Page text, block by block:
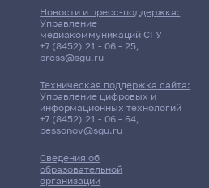
Сведения об
образовательной
организации
Новости и пресс-поддержка:
Управление
медиакоммуникаций СГУ
+7 (8452) 21 - 06 - 25,
press@sgu.ru
Техническая поддержка сайта:
Управление цифровых и
информационных технологий
+7 (8452) 21 - 06 - 64,
bessonov@sgu.ru